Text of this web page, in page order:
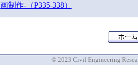
画制作-（P335-338）
© 2023 Civil Engineering